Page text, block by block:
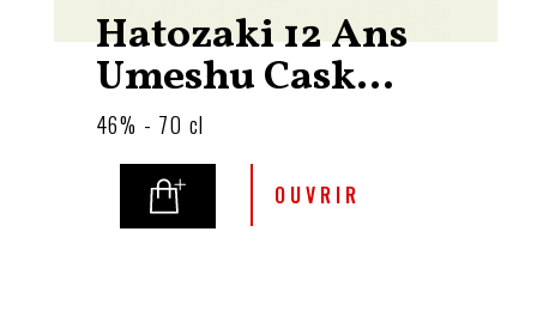
Hatozaki 12 Ans
Umeshu Cask...
46% - 70 cl
OUVRIR